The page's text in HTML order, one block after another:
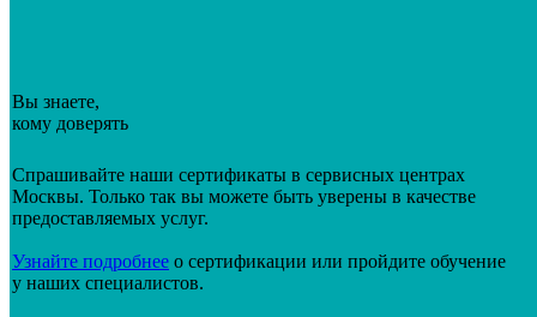
Вы знаете,
кому доверять
Спрашивайте наши сертификаты в сервисных центрах
Москвы. Только так вы можете быть уверены в качестве
предоставляемых услуг.
Узнайте подробнее о сертификации или пройдите обучение
у наших специалистов.